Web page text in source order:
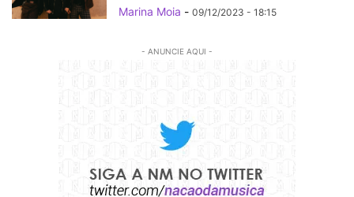
Marina Moia - 09/12/2023 - 18:15
- ANUNCIE AQUI -